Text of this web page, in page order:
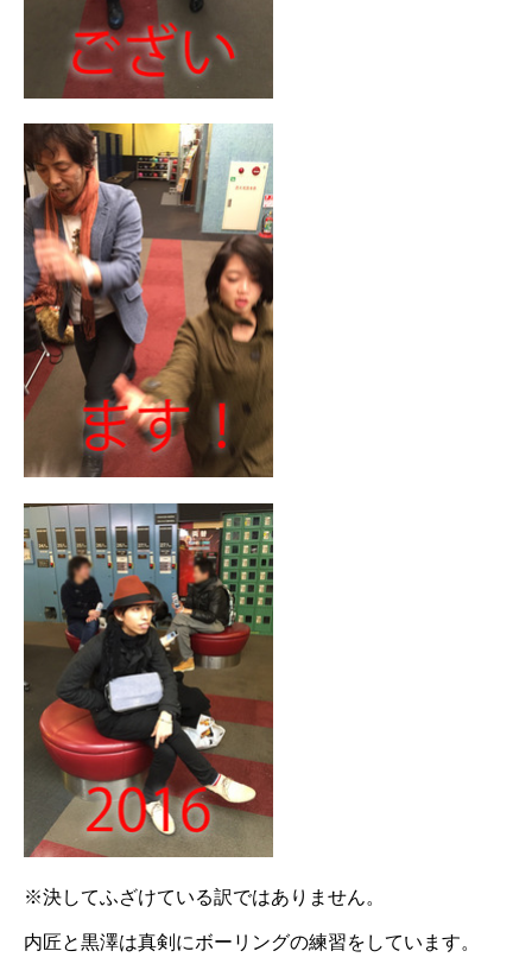
※決してふざけている訳ではありません。
内匠と黒澤は真剣にボーリングの練習をしています。